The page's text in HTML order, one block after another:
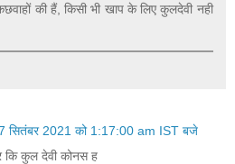
की हैं, किसी भी खाप के लिए कुलदेवी नही
सितंबर 2021 को 1:17:00 am IST बजे
कि कुल देवी कोनस ह